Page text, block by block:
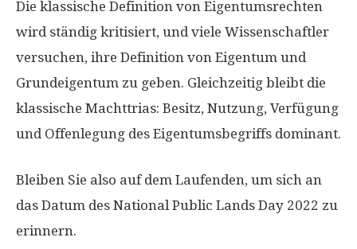
Die klassische Definition von Eigentumsrechten
wird ständig kritisiert, und viele Wissenschaftler
versuchen, ihre Definition von Eigentum und
Grundeigentum zu geben. Gleichzeitig bleibt die
klassische Machttrias: Besitz, Nutzung, Verfügung
und Offenlegung des Eigentumsbegriffs dominant.
Bleiben Sie also auf dem Laufenden, um sich an
das Datum des National Public Lands Day 2022 zu
erinnern.